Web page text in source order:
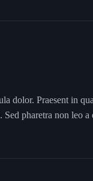
dolor. Praesent in
Sed pharetra non leo